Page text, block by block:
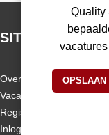
SITEMAP
Over Quality Seekers
Vacatures
Registreren
Inloggen
Quality